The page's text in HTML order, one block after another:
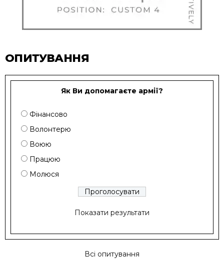
ОПИТУВАННЯ
Як Ви допомагаєте армії?
Фінансово
Волонтерю
Воюю
Працюю
Молюся
Показати результати
Всі опитування